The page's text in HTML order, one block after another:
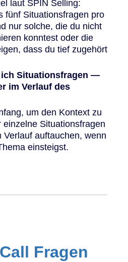
laut SPIN Selling:
fünf Situationsfragen pro
nur solche, die du nicht
konntest oder die
dass du tief zugehört
ich Situationsfragen —
im Verlauf des
um den Kontext zu
einzelne Situationsfragen
Verlauf auftauchen, wenn
einsteigst.
Fragen